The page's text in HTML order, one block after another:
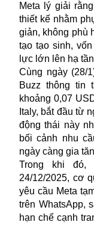
Meta lý giải
thiết kế nhằm
giản, không phù
tạo tạo sinh,
lực lớn lên hạ
Cùng ngày (28/
Buzz thông tin
khoảng 0,07
Italy, bắt đầu từ
động thái này
bối cảnh nhu
ngày càng gia
Trong khi đó,
24/12/2025, cơ
yêu cầu Meta
trên WhatsApp,
hạn chế cạnh